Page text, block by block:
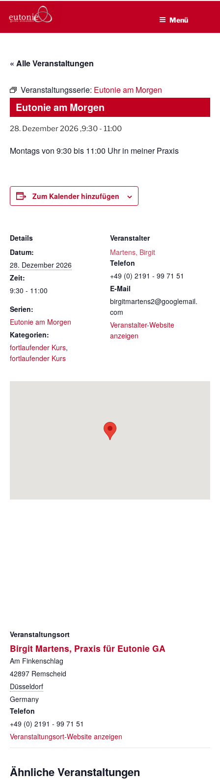
Inhalt
EUTONIE.DE
Lebensbalance durch körperliche Selbsterfahrung
Menü
« Alle Veranstaltungen
Veranstaltungsserie: Eutonie am Morgen
Eutonie am Morgen
28. Dezember 2026 ,9:30 - 11:00
Montags von 9:30 bis 11:00 Uhr in meiner Praxis
Zum Kalender hinzufügen
Details
Datum:
28. Dezember 2026
Zeit:
9:30 - 11:00
Serien:
Eutonie am Morgen
Kategorien:
fortlaufender Kurs,
fortlaufender Kurs
Veranstalter
Martens, Birgit
Telefon
+49 (0) 2191 - 99 71 51
E-Mail
birgitmartens2@googlemail.
com
Veranstalter-Website
anzeigen
Veranstaltungsort
Birgit Martens, Praxis für Eutonie GA
Am Finkenschlag
42897 Remscheid
Düsseldorf
Germany
Telefon
+49 (0) 2191 - 99 71 51
Veranstaltungsort-Website anzeigen
Ähnliche Veranstaltungen